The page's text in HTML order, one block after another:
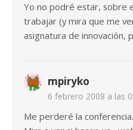
Yo no podré estar, sobre
trabajar (y mira que me
asignatura de innovación,
mpiryko
6 febrero 2008 a las
Me perderé la conferencia.